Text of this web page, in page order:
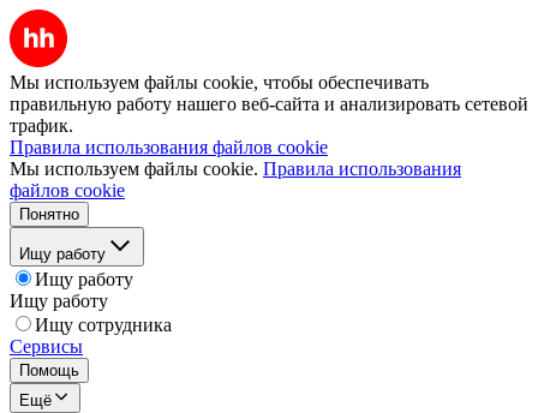
Мы используем файлы cookie, чтобы обеспечивать
правильную работу нашего веб-сайта и анализировать сетевой
трафик.
Правила использования файлов cookie
Мы используем файлы cookie. Правила использования
файлов cookie
Понятно
Ищу работу
Ищу работу
Ищу работу
Ищу сотрудника
Сервисы
Помощь
Ещё